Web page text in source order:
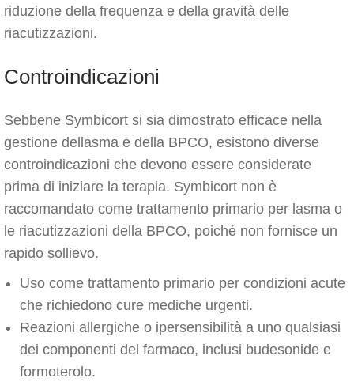
riduzione della frequenza e della gravità delle
riacutizzazioni.
Controindicazioni
Sebbene Symbicort si sia dimostrato efficace nella
gestione dellasma e della BPCO, esistono diverse
controindicazioni che devono essere considerate
prima di iniziare la terapia. Symbicort non è
raccomandato come trattamento primario per lasma o
le riacutizzazioni della BPCO, poiché non fornisce un
rapido sollievo.
Uso come trattamento primario per condizioni acute
che richiedono cure mediche urgenti.
Reazioni allergiche o ipersensibilità a uno qualsiasi
dei componenti del farmaco, inclusi budesonide e
formoterolo.